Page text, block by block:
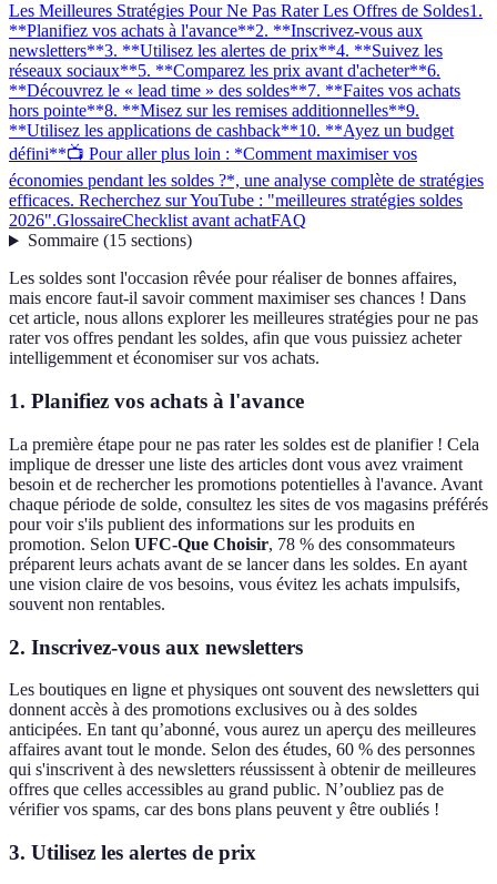
Les Meilleures Stratégies Pour Ne Pas Rater Les Offres de Soldes1.
**Planifiez vos achats à l'avance**2. **Inscrivez-vous aux
newsletters**3. **Utilisez les alertes de prix**4. **Suivez les
réseaux sociaux**5. **Comparez les prix avant d'acheter**6.
**Découvrez le « lead time » des soldes**7. **Faites vos achats
hors pointe**8. **Misez sur les remises additionnelles**9.
**Utilisez les applications de cashback**10. **Ayez un budget
défini**📺 Pour aller plus loin : *Comment maximiser vos
économies pendant les soldes ?*, une analyse complète de stratégies
efficaces. Recherchez sur YouTube : "meilleures stratégies soldes
2026".GlossaireChecklist avant achatFAQ
Sommaire(15 sections)
Les soldes sont l'occasion rêvée pour réaliser de bonnes affaires,
mais encore faut-il savoir comment maximiser ses chances ! Dans
cet article, nous allons explorer les meilleures stratégies pour ne pas
rater vos offres pendant les soldes, afin que vous puissiez acheter
intelligemment et économiser sur vos achats.
1. Planifiez vos achats à l'avance
La première étape pour ne pas rater les soldes est de planifier ! Cela
implique de dresser une liste des articles dont vous avez vraiment
besoin et de rechercher les promotions potentielles à l'avance. Avant
chaque période de solde, consultez les sites de vos magasins préférés
pour voir s'ils publient des informations sur les produits en
promotion. Selon UFC-Que Choisir, 78 % des consommateurs
préparent leurs achats avant de se lancer dans les soldes. En ayant
une vision claire de vos besoins, vous évitez les achats impulsifs,
souvent non rentables.
2. Inscrivez-vous aux newsletters
Les boutiques en ligne et physiques ont souvent des newsletters qui
donnent accès à des promotions exclusives ou à des soldes
anticipées. En tant qu’abonné, vous aurez un aperçu des meilleures
affaires avant tout le monde. Selon des études, 60 % des personnes
qui s'inscrivent à des newsletters réussissent à obtenir de meilleures
offres que celles accessibles au grand public. N’oubliez pas de
vérifier vos spams, car des bons plans peuvent y être oubliés !
3. Utilisez les alertes de prix